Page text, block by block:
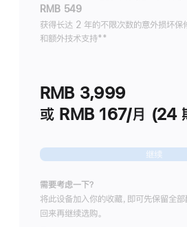
RMB 549
获得长达 2 年的不限次数的意外损坏保
和额外技术支持脚
**
RMB 3,999
或 RMB 167/月 (24
继续
需要考虑一下？
将此设备加入你的收藏，即可先保留全
回来再继续选购。